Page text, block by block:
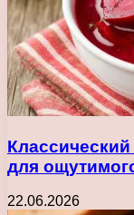
для
22.06.2026